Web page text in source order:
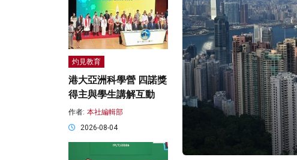
灼見教育
港大亞洲科學營 四諾獎
得主與學生講解互動
作者: 本社編輯部
2026-08-04